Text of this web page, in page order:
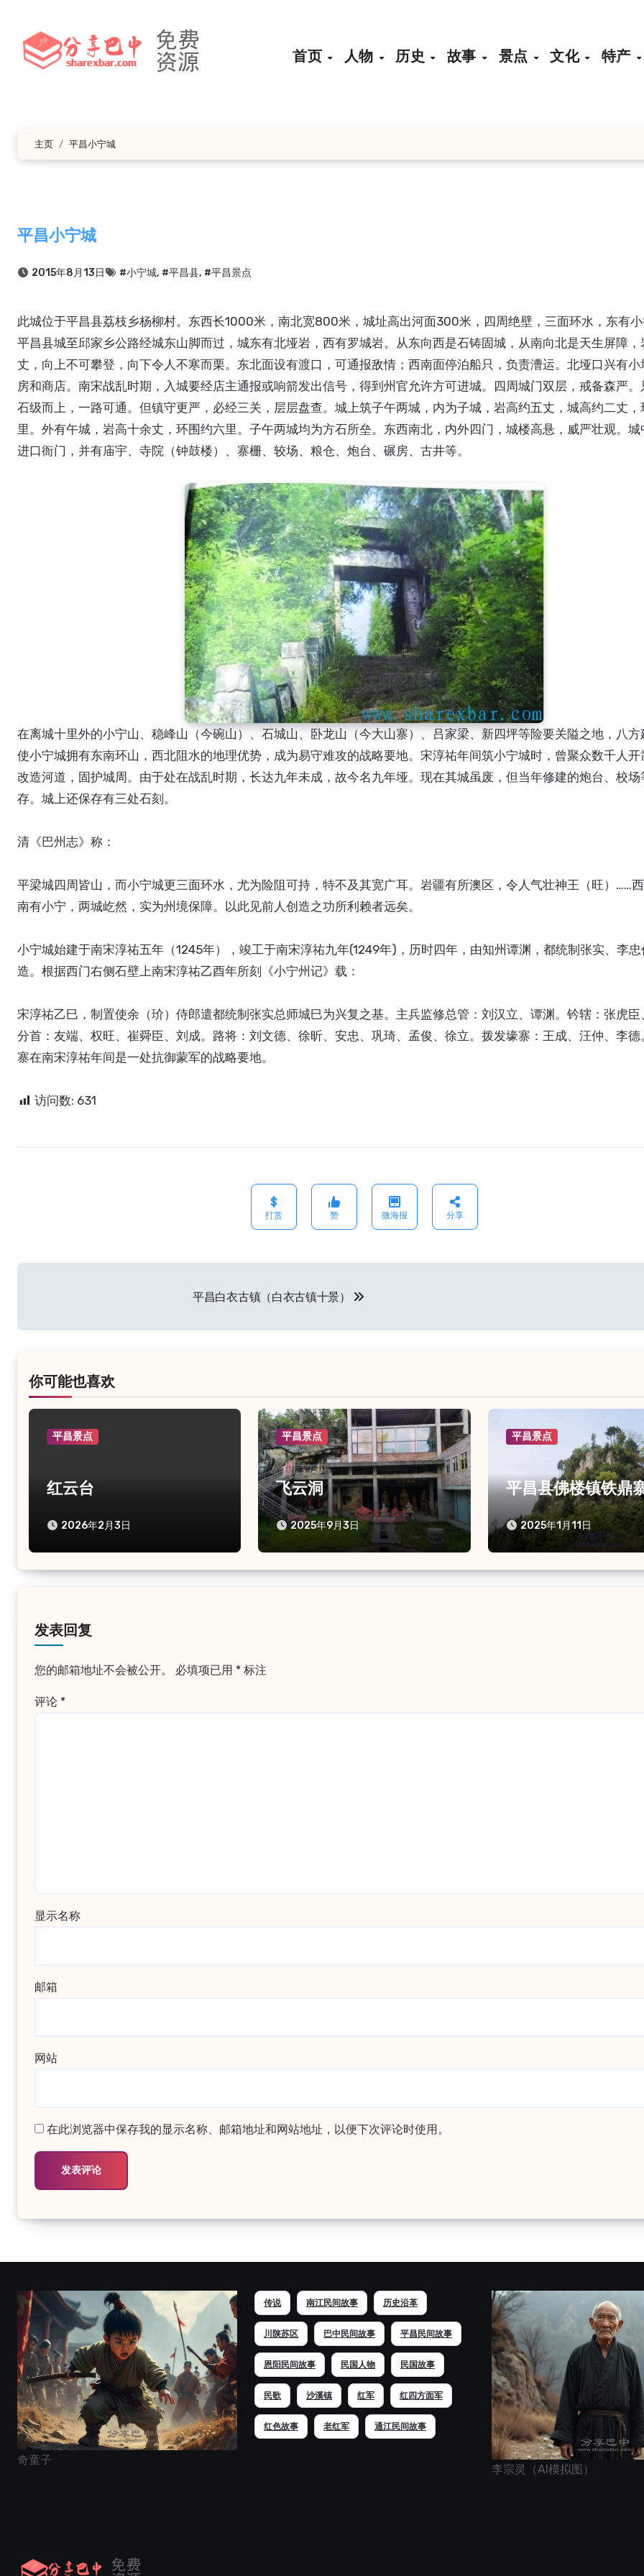
首页 人物 历史 故事 景点 文化 特产
主页 平昌小宁城
平昌小宁城
2015年8月13日 #小宁城, #平昌县, #平昌景点
此城位于平昌县荔枝乡杨柳村。东西长1000米，南北宽800米，城址高出河面300米，四周绝壁，三面环水，东有小径通山顶，
平昌县城至邱家乡公路经城东山脚而过，城东有北垭岩，西有罗城岩。从东向西是石铸固城，从南向北是天生屏障，
丈，向上不可攀登，向下令人不寒而栗。东北面设有渡口，可通报敌情；西南面停泊船只，负责漕运。北垭口兴有
房和商店。南宋战乱时期，入城要经店主通报或响箭发出信号，得到州官允许方可进城。四周城门双层，戒备森严
石级而上，一路可通。但镇守更严，必经三关，层层盘查。城上筑子午两城，内为子城，岩高约五丈，城高约二丈，
里。外有午城，岩高十余丈，环围约六里。子午两城均为方石所垒。东西南北，内外四门，城楼高悬，威严壮观。
进口衙门，并有庙宇、寺院（钟鼓楼）、寨栅、较场、粮仓、炮台、碾房、古井等。
在离城十里外的小宁山、稳峰山（今碗山）、石城山、卧龙山（今大山寨）、吕家梁、新四坪等险要关隘之地，八
使小宁城拥有东南环山，西北阻水的地理优势，成为易守难攻的战略要地。宋淳祐年间筑小宁城时，曾聚众数千人
改造河道，固护城周。由于处在战乱时期，长达九年未成，故今名九年垭。现在其城虽废，但当年修建的炮台、校场
存。城上还保存有三处石刻。
清《巴州志》称：
平梁城四周皆山，而小宁城更三面环水，尤为险阻可持，特不及其宽广耳。岩疆有所澳区，令人气壮神王（旺）……
南有小宁，两城屹然，实为州境保障。以此见前人创造之功所利赖者远矣。
小宁城始建于南宋淳祐五年（1245年），竣工于南宋淳祐九年(1249年)，历时四年，由知州谭渊，都统制张实、李
造。根据西门右侧石壁上南宋淳祐乙酉年所刻《小宁州记》载：
宋淳祐乙巳，制置使余（玠）侍郎遣都统制张实总师城巳为兴复之基。主兵监修总管：刘汉立、谭渊。钤辖：张虎
分首：友端、权旺、崔舜臣、刘成。路将：刘文德、徐昕、安忠、巩琦、孟俊、徐立。拨发壕寨：王成、汪仲、李
寨在南宋淳祐年间是一处抗御蒙军的战略要地。
访问数: 631
打赏 赞 微海报 分享
平昌白衣古镇（白衣古镇十景）
你可能也喜欢
平昌景点
红云台
2026年2月3日
平昌景点
飞云洞
2025年9月3日
平昌景点
平昌县佛楼镇铁鼎
2025年1月11日
发表回复
您的邮箱地址不会被公开。 必填项已用 * 标注
评论 *
显示名称
邮箱
网站
在此浏览器中保存我的显示名称、邮箱地址和网站地址，以便下次评论时使用。
奇童子
传说 南江民间故事 历史沿革
川陕苏区 巴中民间故事 平昌民间故事
恩阳民间故事 民国人物 民国故事
民歌 沙溪镇 红军 红四方面军
红色故事 老红军 通江民间故事
李宗灵（AI模拟图）